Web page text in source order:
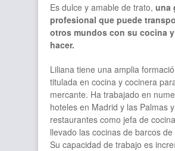
Es dulce y amable de trato, una
profesional que puede
otros mundos con su cocina
hacer.
Liliana tiene una amplia
titulada en cocina y cocinera
mercante. Ha trabajado en
hoteles en Madrid y las Palmas y
restaurantes como jefa de
llevado las cocinas de barcos
Su capacidad de trabajo es